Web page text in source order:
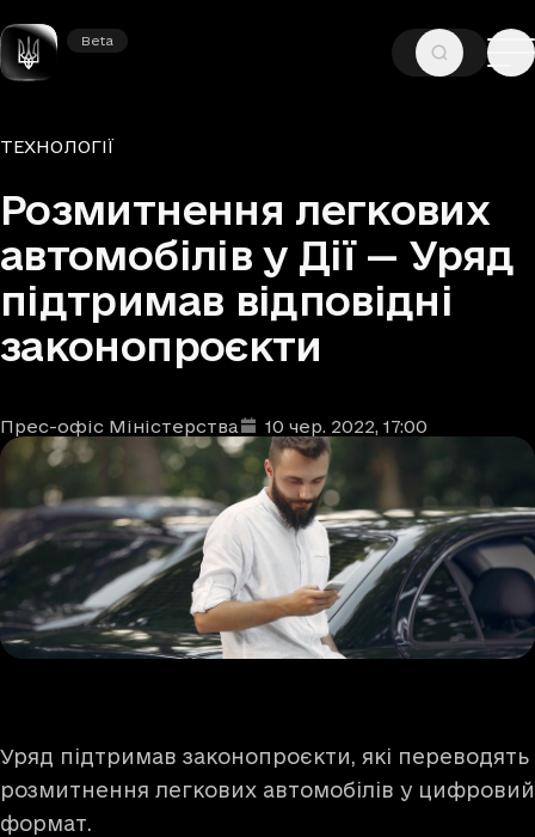
Beta
Beta
ГОЛОВНА —НОВИНИ
Рубрики
ТЕХНОЛОГІЇ
Розмитнення легкових
автомобілів у Дії — Уряд
підтримав відповідні
законопроєкти
Автори
Прес-офіс Міністерства
Дата та час публікації: 10 чер. 2022, 17:00
Уряд підтримав законопроєкти, які переводять
розмитнення легкових автомобілів у цифровий
формат.